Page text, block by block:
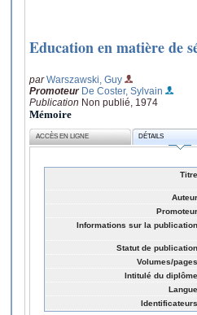
Education en matière de
parWarszawski, Guy
Promoteur De Coster, Sylvain
Publication Non publié, 1974
Mémoire
ACCÈS EN LIGNE DÉTAILS
Informations sur la
Statut de
Volumes/
Intitulé du